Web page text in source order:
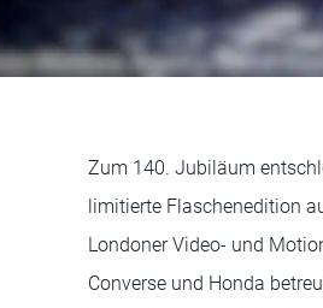
Zum 140. Jubiläum
limitierte Flaschenedition
Londoner Video- und
Converse und Honda